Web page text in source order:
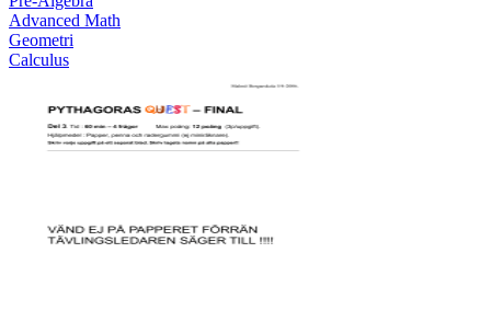
Advanced Math
Geometri
Calculus